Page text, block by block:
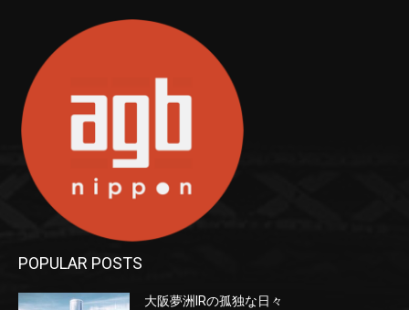
POPULAR POSTS
大阪夢洲IRの孤独な日々